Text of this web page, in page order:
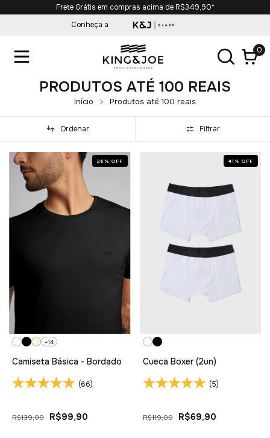
Frete Grátis em compras acima de R$349,90*
Conheça a
0
PRODUTOS ATÉ 100 REAIS
Início Produtos até 100 reais
Ordenar Filtrar
28 % OFF
+14
Camiseta Básica - Bordado
(66)
R$139,00 R$99,90
41 % OFF
Cueca Boxer (2un)
(5)
R$119,00 R$69,90